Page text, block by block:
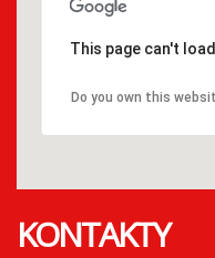
This page can't
Do you own this
KONTAKTY